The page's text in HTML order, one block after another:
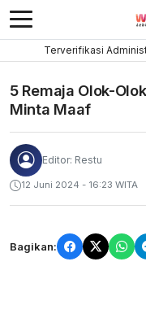
Terverifikasi
5 Remaja Olok-
Minta Maaf
Editor: Restu
12 Juni 2024 - 16:23 WITA
Bagikan: